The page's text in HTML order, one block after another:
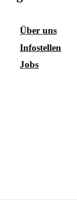
Über uns
Infostellen
Jobs